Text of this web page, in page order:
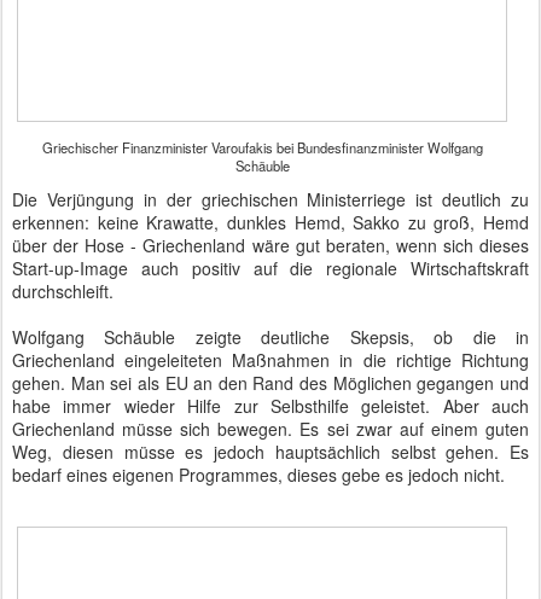
Griechischer Finanzminister Varoufakis bei Bundesfinanzminister Wolfgang
Schäuble
Die Verjüngung in der griechischen Ministerriege ist deutlich zu
erkennen: keine Krawatte, dunkles Hemd, Sakko zu groß, Hemd
über der Hose - Griechenland wäre gut beraten, wenn sich dieses
Start-up-Image auch positiv auf die regionale Wirtschaftskraft
durchschleift.
Wolfgang Schäuble zeigte deutliche Skepsis, ob die in
Griechenland eingeleiteten Maßnahmen in die richtige Richtung
gehen. Man sei als EU an den Rand des Möglichen gegangen und
habe immer wieder Hilfe zur Selbsthilfe geleistet. Aber auch
Griechenland müsse sich bewegen. Es sei zwar auf einem guten
Weg, diesen müsse es jedoch hauptsächlich selbst gehen. Es
bedarf eines eigenen Programmes, dieses gebe es jedoch nicht.